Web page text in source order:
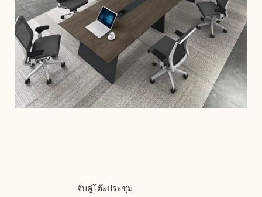
จับคู่โต๊ะประชุม